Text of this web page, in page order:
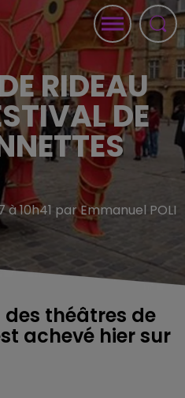
RIDEAU
DE
10h41 par Emmanuel POLI
des théâtres de
achevé hier sur